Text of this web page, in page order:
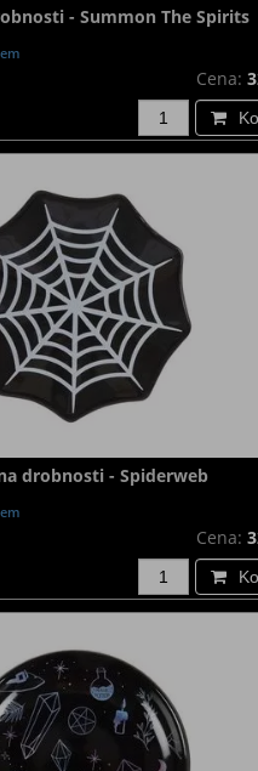
- Summon The Spirits
Cena:
drobnosti - Spiderweb
Cena: